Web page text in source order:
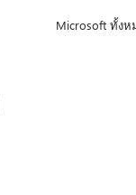
Microsoft ทั้งห